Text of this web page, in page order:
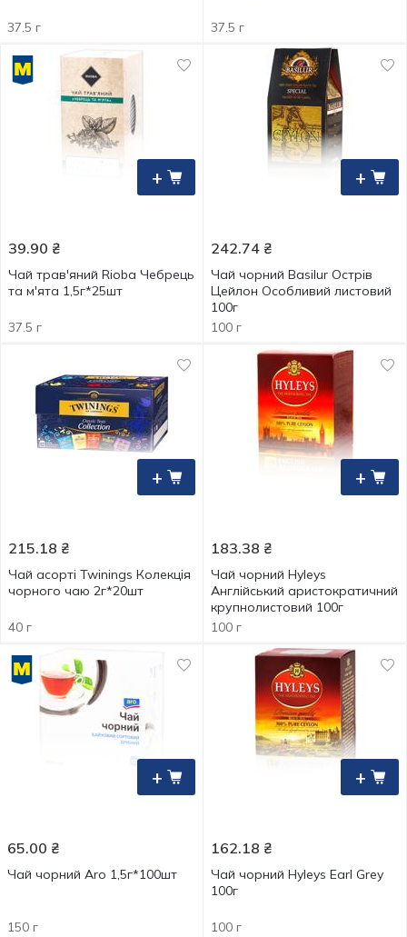
37.5 г 37.5 г
+
39.90 ₴
Чай трав'яний Rioba Чебрець
та м'ята 1,5г*25шт
37.5 г
+
242.74 ₴
Чай чорний Basilur Острів
Цейлон Особливий листовий
100г
100 г
+
215.18 ₴
Чай асорті Twinings Колекція
чорного чаю 2г*20шт
40 г
+
183.38 ₴
Чай чорний Hyleys
Англійський аристократичний
крупнолистовий 100г
100 г
+
65.00 ₴
Чай чорний Aro 1,5г*100шт
150 г
+
162.18 ₴
Чай чорний Hyleys Earl Grey
100г
100 г